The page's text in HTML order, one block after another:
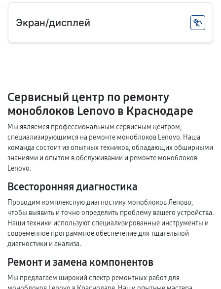
Экран/дисплей
Сервисный центр по ремонту
моноблоков Lenovo в Краснодаре
Мы являемся профессиональным сервисным центром,
специализирующимся на ремонте моноблоков Lenovo. Наша
команда состоит из опытных техников, обладающих обширными
знаниями и опытом в обслуживании и ремонте моноблоков
Lenovo.
Всесторонняя диагностика
Проводим комплексную диагностику моноблоков Леново,
чтобы выявить и точно определить проблему вашего устройства.
Наши техники используют специализированные инструменты и
современное программное обеспечение для тщательной
диагностики и анализа.
Ремонт и замена компонентов
Мы предлагаем широкий спектр ремонтных работ для